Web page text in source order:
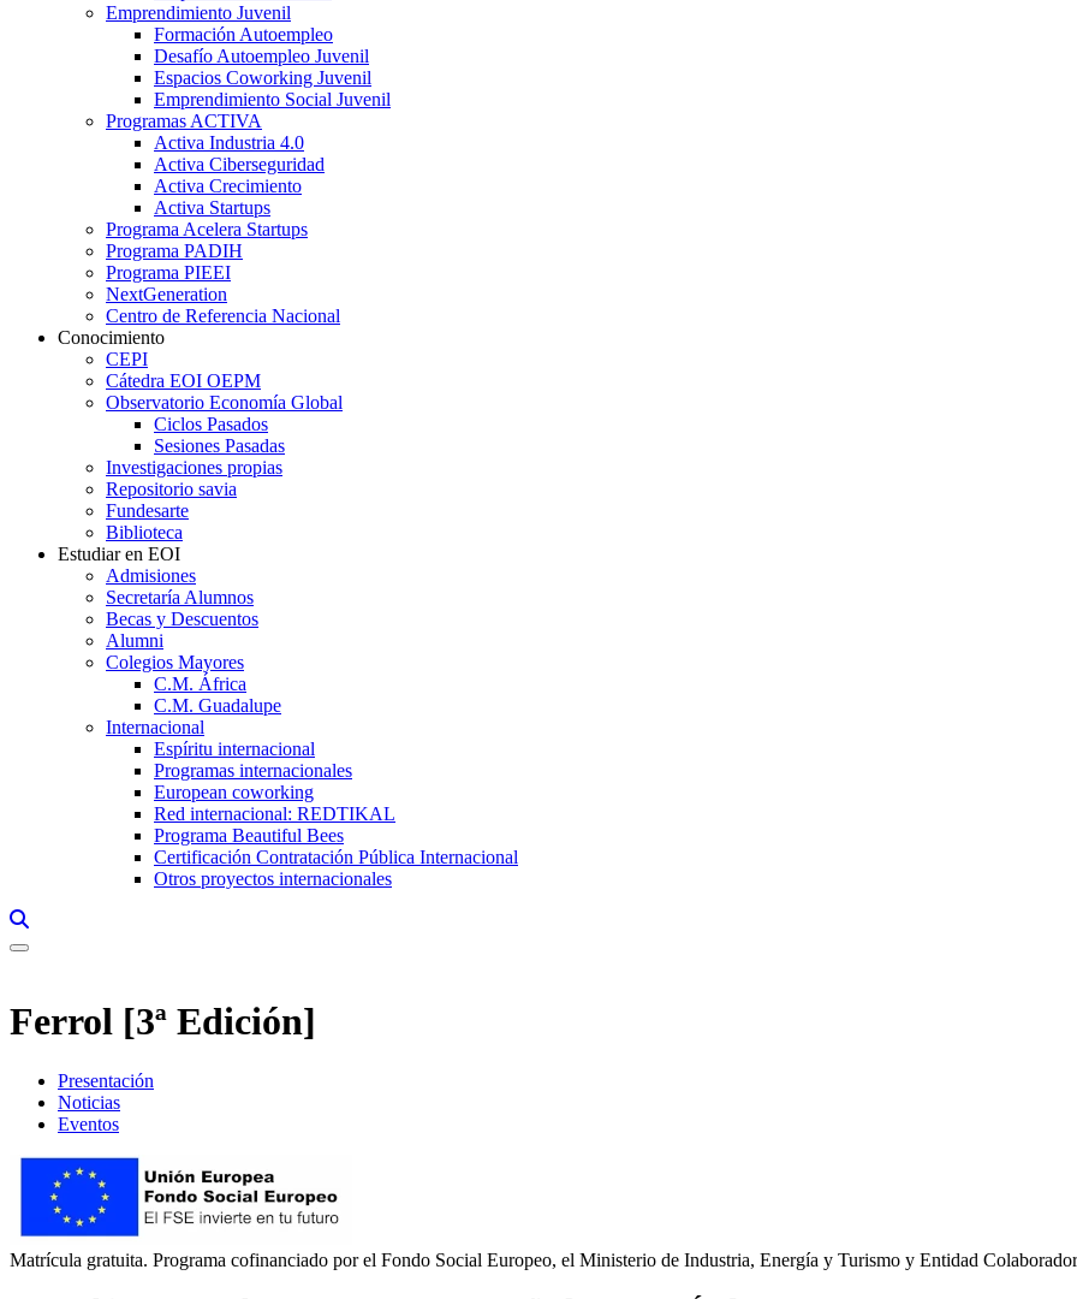
Emprendimiento Juvenil
Formación Autoempleo
Desafío Autoempleo Juvenil
Espacios Coworking Juvenil
Emprendimiento Social Juvenil
Programas ACTIVA
Activa Industria 4.0
Activa Ciberseguridad
Activa Crecimiento
Activa Startups
Programa Acelera Startups
Programa PADIH
Programa PIEEI
NextGeneration
Centro de Referencia Nacional
Conocimiento
CEPI
Cátedra EOI OEPM
Observatorio Economía Global
Ciclos Pasados
Sesiones Pasadas
Investigaciones propias
Repositorio savia
Fundesarte
Biblioteca
Estudiar en EOI
Admisiones
Secretaría Alumnos
Becas y Descuentos
Alumni
Colegios Mayores
C.M. África
C.M. Guadalupe
Internacional
Espíritu internacional
Programas internacionales
European coworking
Red internacional: REDTIKAL
Programa Beautiful Bees
Certificación Contratación Pública Internacional
Otros proyectos internacionales
Ferrol [3ª Edición]
Presentación
Noticias
Eventos
Matrícula gratuita. Programa cofinanciado por el Fondo Social Europeo, el Ministerio de Industria, Energía y Turismo y Entidad